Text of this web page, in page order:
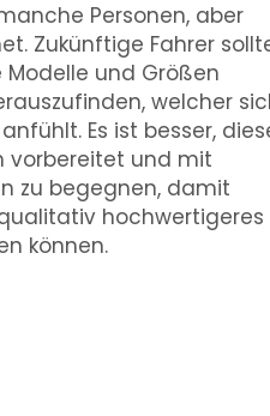
Personen, aber
Zukünftige Fahrer
und Größen
welcher
Es ist besser,
vorbereitet und mit
zu begegnen, damit
hochwertigeres
können.